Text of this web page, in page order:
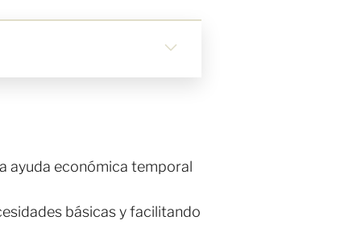
ayuda económica temporal
básicas y facilitando